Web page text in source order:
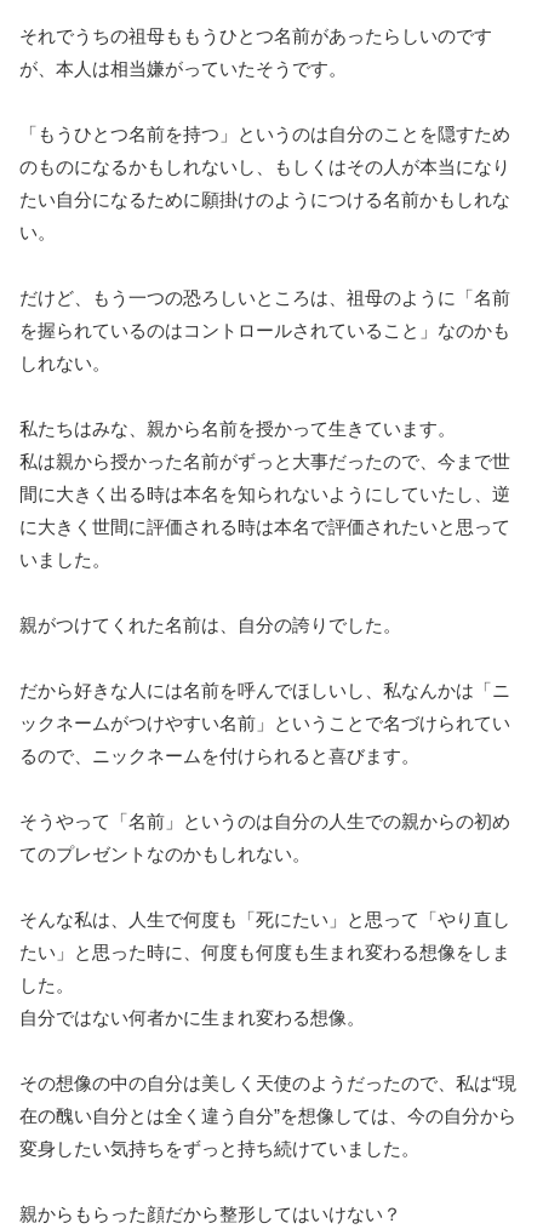
それでうちの祖母ももうひとつ名前があったらしいのです
が、本人は相当嫌がっていたそうです。
「もうひとつ名前を持つ」というのは自分のことを隠すため
のものになるかもしれないし、もしくはその人が本当になり
たい自分になるために願掛けのようにつける名前かもしれな
い。
だけど、もう一つの恐ろしいところは、祖母のように「名前
を握られているのはコントロールされていること」なのかも
しれない。
私たちはみな、親から名前を授かって生きています。
私は親から授かった名前がずっと大事だったので、今まで世
間に大きく出る時は本名を知られないようにしていたし、逆
に大きく世間に評価される時は本名で評価されたいと思って
いました。
親がつけてくれた名前は、自分の誇りでした。
だから好きな人には名前を呼んでほしいし、私なんかは「ニ
ックネームがつけやすい名前」ということで名づけられてい
るので、ニックネームを付けられると喜びます。
そうやって「名前」というのは自分の人生での親からの初め
てのプレゼントなのかもしれない。
そんな私は、人生で何度も「死にたい」と思って「やり直し
たい」と思った時に、何度も何度も生まれ変わる想像をしま
した。
自分ではない何者かに生まれ変わる想像。
その想像の中の自分は美しく天使のようだったので、私は“現
在の醜い自分とは全く違う自分”を想像しては、今の自分から
変身したい気持ちをずっと持ち続けていました。
親からもらった顔だから整形してはいけない？